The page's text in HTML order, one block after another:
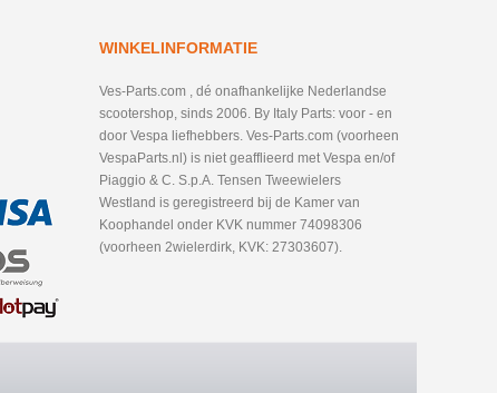
WINKELINFORMATIE
Ves-Parts.com , dé onafhankelijke Nederlandse
scootershop, sinds 2006. By Italy Parts: voor - en
door Vespa liefhebbers. Ves-Parts.com (voorheen
VespaParts.nl) is niet geafflieerd met Vespa en/of
Piaggio & C. S.p.A. Tensen Tweewielers
Westland is geregistreerd bij de Kamer van
Koophandel onder KVK nummer 74098306
(voorheen 2wielerdirk, KVK: 27303607).